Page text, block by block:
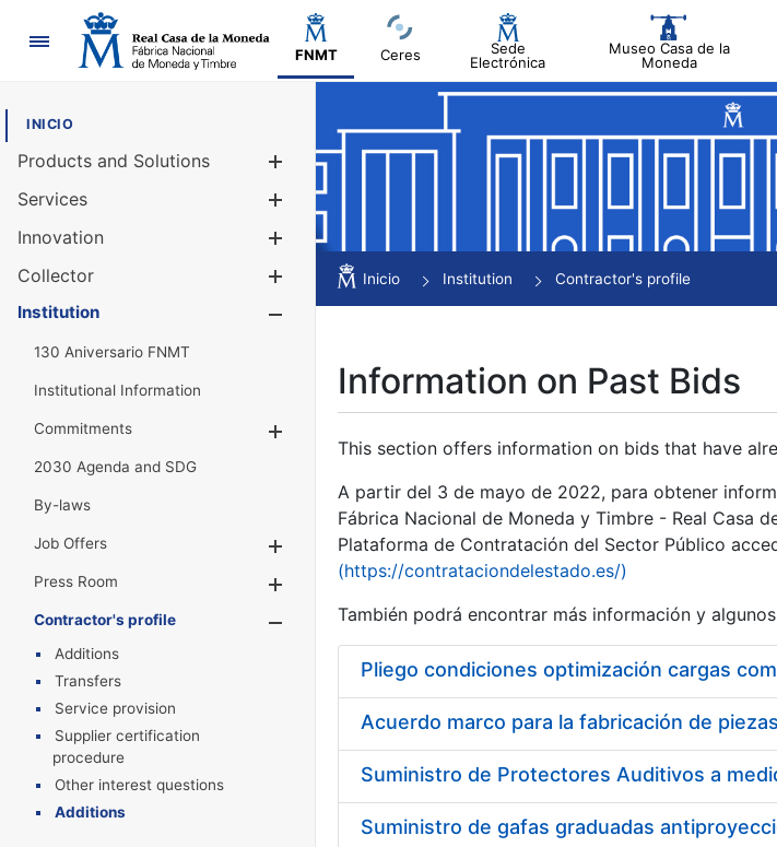
Navigation
FNMT Ceres
Sede
Electrónica
Museo Casa de la
Moneda
INICIO
Products and Solutions
Services
Innovation
Collector
Show/Hide
Institution
130 Aniversario FNMT
Institutional Information
Commitments
2030 Agenda and SDG
By-laws
Job Offers
Show/Hide
Press Room
Show/Hide
Contractor's profile
Show/Hide
Additions
Transfers
Service provision
Supplier certification
procedure
Other interest questions
Additions
Inicio Institution Contractor's profile
Information on Past Bids
This section offers information on bids that have
A partir del 3 de mayo de 2022, para obtener
Fábrica Nacional de Moneda y Timbre - Real Casa
Plataforma de Contratación del Sector Público
(https://contrataciondelestado.es/)
También podrá encontrar más información y
Pliego condiciones optimización cargas
Acuerdo marco para la fabricación de piezas